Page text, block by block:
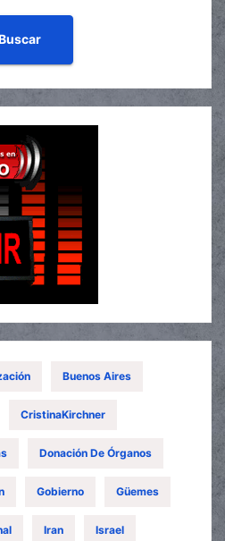
Buenos Aires
CristinaKirchner
Donación De Órganos
Gobierno Güemes
Iran Israel